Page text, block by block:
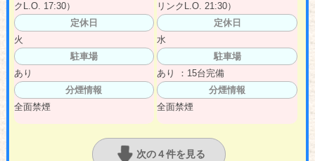
クL.O. 17:30）
定休日
火
駐車場
あり
分煙情報
全面禁煙
リンクL.O. 21:30）
定休日
水
駐車場
あり ：15台完備
分煙情報
全面禁煙
次の４件を見る